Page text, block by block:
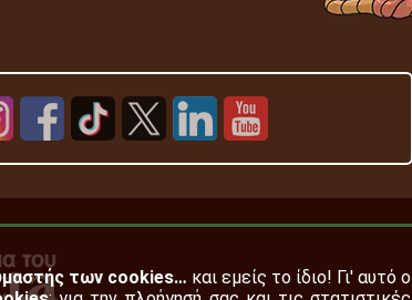
των cookies… και εμείς το ίδιο! Γι' αυτό ο